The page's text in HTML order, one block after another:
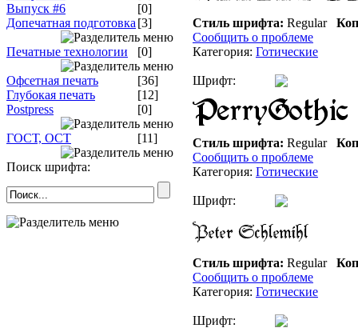
Выпуск #6
[0]
Допечатная подготовка [3]
Печатные технологии [0]
Офсетная печать
[36]
Глубокая печать
[12]
Postpress
[0]
ГОСТ, ОСТ [11]
Поиск шрифта:
Стиль шрифта: Regular
Сообщить о проблеме
Категория: Готические
Шрифт:
Стиль шрифта: Regular
Сообщить о проблеме
Категория: Готические
Шрифт:
Стиль шрифта: Regular
Сообщить о проблеме
Категория: Готические
Шрифт: